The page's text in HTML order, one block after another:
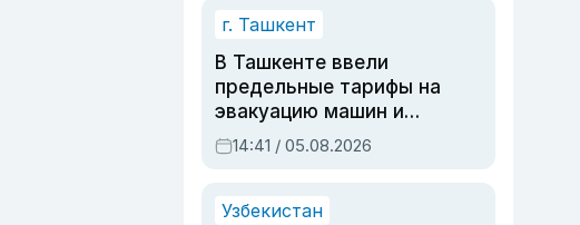
г. Ташкент
В Ташкенте ввели
предельные тарифы на
эвакуацию машин и
штрафстоянки
14:41 / 05.08.2026
Узбекистан